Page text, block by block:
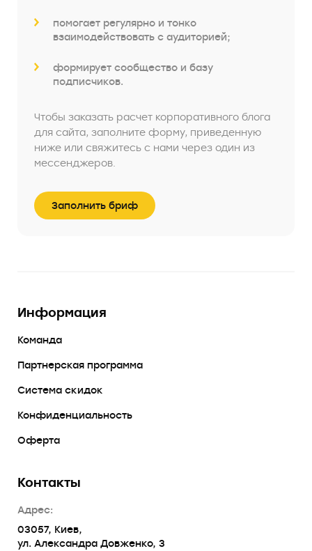
помогает регулярно и тонко
взаимодействовать с аудиторией;
формирует сообщество и базу
подписчиков.
Чтобы заказать расчет корпоративного блога
для сайта, заполните форму, приведенную
ниже или свяжитесь с нами через один из
мессенджеров.
Заполнить бриф
Информация
Команда
Партнерская программа
Система скидок
Конфиденциальность
Оферта
Контакты
Адрес:
03057, Киев,
ул. Александра Довженко, 3